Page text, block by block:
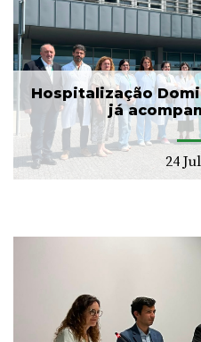
Hospitalização
já
24